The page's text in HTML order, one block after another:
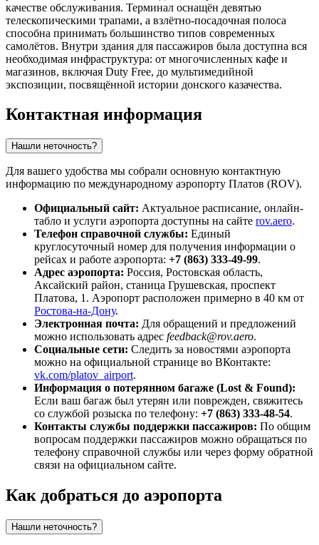
качестве обслуживания. Терминал оснащён девятью
телескопическими трапами, а взлётно-посадочная полоса
способна принимать большинство типов современных
самолётов. Внутри здания для пассажиров была доступна вся
необходимая инфраструктура: от многочисленных кафе и
магазинов, включая Duty Free, до мультимедийной
экспозиции, посвящённой истории донского казачества.
Контактная информация
Нашли неточность?
Для вашего удобства мы собрали основную контактную
информацию по международному аэропорту Платов (ROV).
Официальный сайт: Актуальное расписание, онлайн-
табло и услуги аэропорта доступны на сайте rov.aero.
Телефон справочной службы: Единый
круглосуточный номер для получения информации о
рейсах и работе аэропорта: +7 (863) 333-49-99.
Адрес аэропорта: Россия, Ростовская область,
Аксайский район, станица Грушевская, проспект
Платова, 1. Аэропорт расположен примерно в 40 км от
Ростова-на-Дону.
Электронная почта: Для обращений и предложений
можно использовать адрес feedback@rov.aero.
Социальные сети: Следить за новостями аэропорта
можно на официальной странице во ВКонтакте:
vk.com/platov_airport.
Информация о потерянном багаже (Lost & Found):
Если ваш багаж был утерян или поврежден, свяжитесь
со службой розыска по телефону: +7 (863) 333-48-54.
Контакты службы поддержки пассажиров: По общим
вопросам поддержки пассажиров можно обращаться по
телефону справочной службы или через форму обратной
связи на официальном сайте.
Как добраться до аэропорта
Нашли неточность?